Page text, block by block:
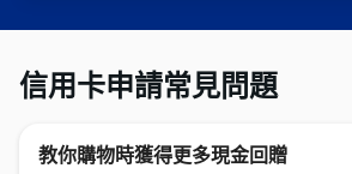
信用卡申請常見問題
教你購物時獲得更多現金回贈